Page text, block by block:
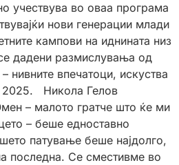
учествува во оваа програма
нови генерации млади
кампови на иднината низ
дадени размислувања од
нивните впечатоци, искуства
2025. Никола Гелов
– малото гратче што ќе ми
– беше едноставно
патување беше најдолго,
последна. Се сместивме во